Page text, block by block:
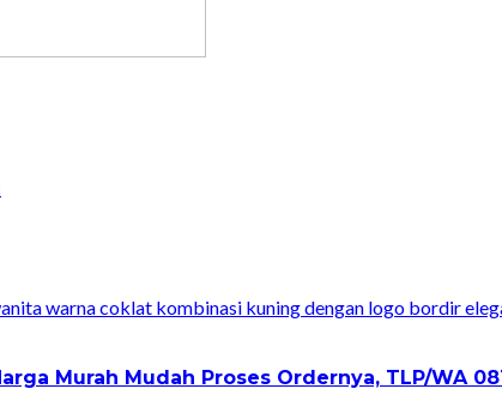
Murah Mudah Proses Ordernya, TLP/WA